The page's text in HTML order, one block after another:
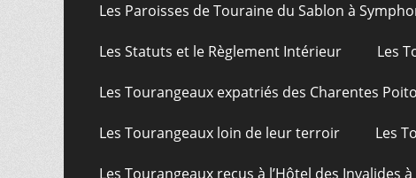
Les Paroisses de Touraine du Sablon à
Les Statuts et le Règlement Intérieur Les
Les Tourangeaux expatriés des Charentes
Les Tourangeaux loin de leur terroir Les
Les Tourangeaux reçus à l’Hôtel des Invalides à